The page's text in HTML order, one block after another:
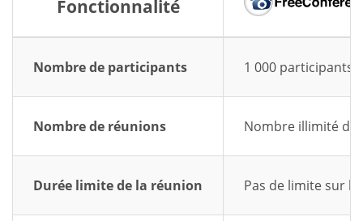
Fonctionnalité
Nombre de participants 1 000 participants
Nombre de réunions Nombre illimité de
Durée limite de la réunion Pas de limite sur